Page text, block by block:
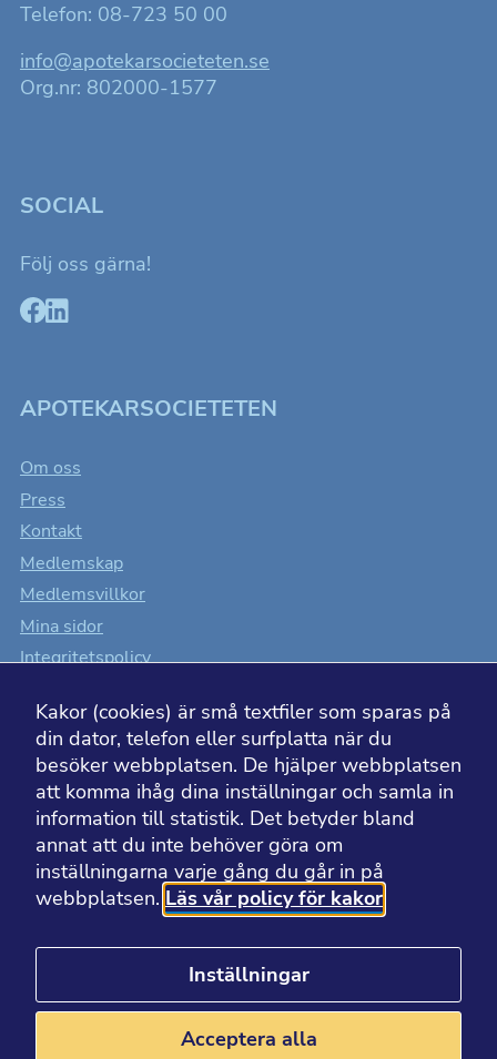
Telefon: 08-723 50 00
info@apotekarsocieteten.se
Org.nr: 802000-1577
SOCIAL
Följ oss gärna!
APOTEKARSOCIETETEN
Om oss
Press
Kontakt
Medlemskap
Medlemsvillkor
Mina sidor
Integritetspolicy
Tillgänglighet
BESÖK ÄVEN
Läkemedelsakademin
Kakor (cookies) är små textfiler som sparas på
din dator, telefon eller surfplatta när du
besöker webbplatsen. De hjälper webbplatsen
att komma ihåg dina inställningar och samla in
information till statistik. Det betyder bland
annat att du inte behöver göra om
inställningarna varje gång du går in på
webbplatsen. Läs vår policy för kakor
Inställningar
Acceptera alla
hemsidans
funktionalitet
och
uppbyggnad,
baserat på
hur
hemsidan
används.
Upplevelse
För att
hemsidan
så bra som
möjligt för
dig under ditt
besök.